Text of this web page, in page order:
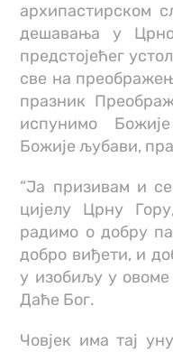
архипастирском
дешавања у
предстојећег
све на
празник
испунимо
Божије љубави,
“Ја призивам и
цијелу Црну
радимо о добру
добро виђети, и
у изобиљу у
Даће Бог.
Човјек има тај